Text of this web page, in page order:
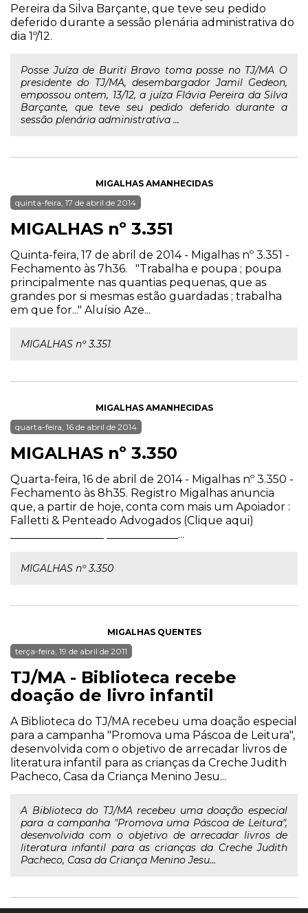
Pereira da Silva Barçante, que teve seu pedido
deferido durante a sessão plenária administrativa do
dia 1º/12.
Posse Juíza de Buriti Bravo toma posse no TJ/MA O
presidente do TJ/MA, desembargador Jamil Gedeon,
empossou ontem, 13/12, a juíza Flávia Pereira da Silva
Barçante, que teve seu pedido deferido durante a
sessão plenária administrativa ...
MIGALHAS AMANHECIDAS
quinta-feira, 17 de abril de 2014
MIGALHAS nº 3.351
Quinta-feira, 17 de abril de 2014 - Migalhas nº 3.351 -
Fechamento às 7h36. "Trabalha e poupa ; poupa
principalmente nas quantias pequenas, que as
grandes por si mesmas estão guardadas ; trabalha
em que for..." Aluísio Aze...
MIGALHAS nº 3.351
MIGALHAS AMANHECIDAS
quarta-feira, 16 de abril de 2014
MIGALHAS nº 3.350
Quarta-feira, 16 de abril de 2014 - Migalhas nº 3.350 -
Fechamento às 8h35. Registro Migalhas anuncia
que, a partir de hoje, conta com mais um Apoiador :
Falletti & Penteado Advogados (Clique aqui)
_________________ _____________...
MIGALHAS nº 3.350
MIGALHAS QUENTES
terça-feira, 19 de abril de 2011
TJ/MA - Biblioteca recebe
doação de livro infantil
A Biblioteca do TJ/MA recebeu uma doação especial
para a campanha "Promova uma Páscoa de Leitura",
desenvolvida com o objetivo de arrecadar livros de
literatura infantil para as crianças da Creche Judith
Pacheco, Casa da Criança Menino Jesu...
A Biblioteca do TJ/MA recebeu uma doação especial
para a campanha "Promova uma Páscoa de Leitura",
desenvolvida com o objetivo de arrecadar livros de
literatura infantil para as crianças da Creche Judith
Pacheco, Casa da Criança Menino Jesu...